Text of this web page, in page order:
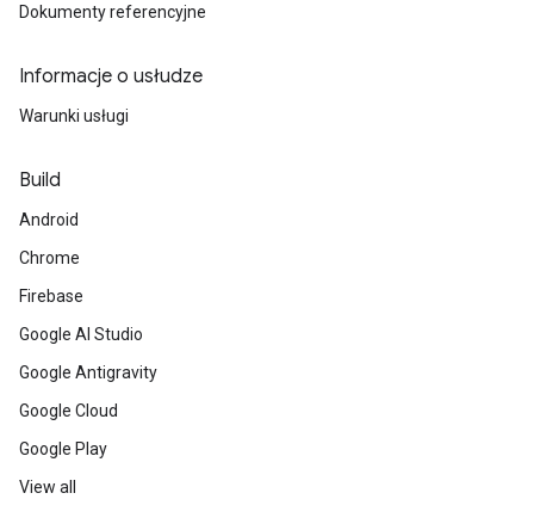
Dokumenty referencyjne
Informacje o usłudze
Warunki usługi
Build
Android
Chrome
Firebase
Google AI Studio
Google Antigravity
Google Cloud
Google Play
View all